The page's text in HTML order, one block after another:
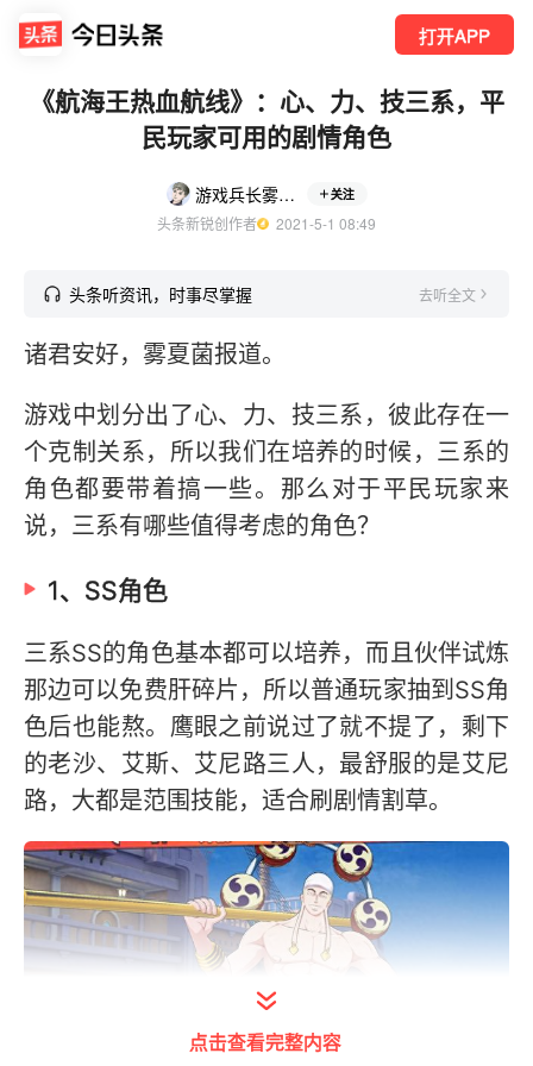
打开APP
《航海王热血航线》：心、力、技三系，平
民玩家可用的剧情角色
游戏兵长雾夏菌 关注
头条新锐创作者
  2021-5-1 08:49
头条听资讯，时事尽掌握 去听全文
诸君安好，雾夏菌报道。
游戏中划分出了心、力、技三系，彼此存在一
个克制关系，所以我们在培养的时候，三系的
角色都要带着搞一些。那么对于平民玩家来
说，三系有哪些值得考虑的角色？
1、SS角色
三系SS的角色基本都可以培养，而且伙伴试炼
那边可以免费肝碎片，所以普通玩家抽到SS角
色后也能熬。鹰眼之前说过了就不提了，剩下
的老沙、艾斯、艾尼路三人，最舒服的是艾尼
路，大都是范围技能，适合刷剧情割草。
点击查看完整内容